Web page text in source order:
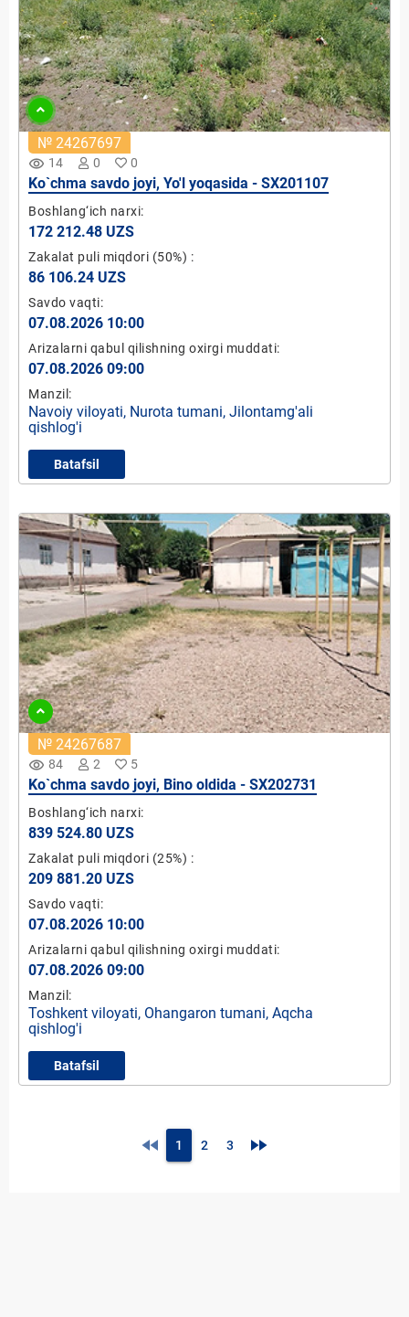
remove_red_eye 14 0 0
№ 24267697
Ko`chma savdo joyi, Yo'l yoqasida - SX201107
Boshlang‘ich narxi:
172 212.48 UZS
Zakalat puli miqdori (50%) :
86 106.24 UZS
Savdo vaqti:
07.08.2026 10:00
Arizalarni qabul qilishning oxirgi muddati:
07.08.2026 09:00
Manzil:
Navoiy viloyati, Nurota tumani, Jilontamg'ali
qishlog'i
Batafsil
remove_red_eye 84 2 5
№ 24267687
Ko`chma savdo joyi, Bino oldida - SX202731
Boshlang‘ich narxi:
839 524.80 UZS
Zakalat puli miqdori (25%) :
209 881.20 UZS
Savdo vaqti:
07.08.2026 10:00
Arizalarni qabul qilishning oxirgi muddati:
07.08.2026 09:00
Manzil:
Toshkent viloyati, Ohangaron tumani, Aqcha
qishlog'i
Batafsil
fast_rewind 1 2 3 fast_forward